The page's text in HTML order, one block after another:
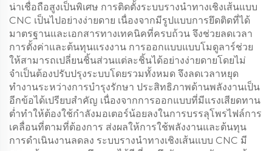
น่าเชื่อถือสูงเป็นพิเศษ การติดตั้งระบบรางนำทางเชิงเส้นแบบ
CNC เป็นไปอย่างง่ายดาย เนื่องจากมีรูปแบบการยึดติดที่ได้
มาตรฐานและเอกสารทางเทคนิคที่ครบถ้วน จึงช่วยลดเวลา
การตั้งค่าและต้นทุนแรงงาน การออกแบบแบบโมดูลาร์ช่วย
ให้สามารถเปลี่ยนชิ้นส่วนแต่ละชิ้นได้อย่างง่ายดายโดยไม่
จำเป็นต้องปรับปรุงระบบโดยรวมทั้งหมด จึงลดเวลาหยุด
ทำงานระหว่างการบำรุงรักษา ประสิทธิภาพด้านพลังงานเป็น
อีกข้อได้เปรียบสำคัญ เนื่องจากการออกแบบที่มีแรงเสียดทาน
ต่ำทำให้ต้องใช้กำลังมอเตอร์น้อยลงในการบรรลุโพรไฟล์การ
เคลื่อนที่ตามที่ต้องการ ส่งผลให้การใช้พลังงานและต้นทุน
การดำเนินงานลดลง ระบบรางนำทางเชิงเส้นแบบ CNC มี